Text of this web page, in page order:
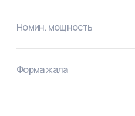
Номин. мощность
Форма жала